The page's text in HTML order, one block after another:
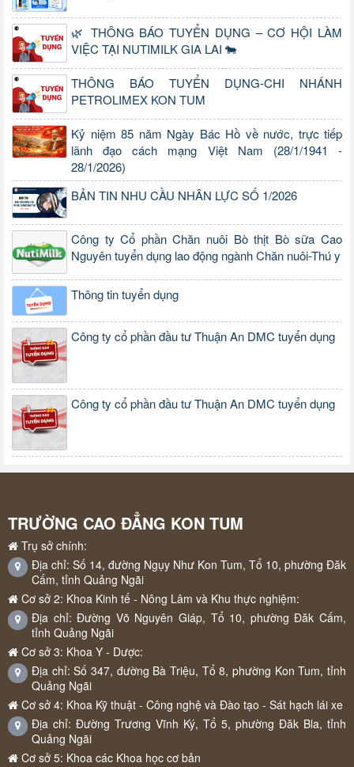
🌿 THÔNG BÁO TUYỂN DỤNG – CƠ HỘI LÀM
VIỆC TẠI NUTIMILK GIA LAI 🐄
THÔNG BÁO TUYỂN DỤNG-CHI NHÁNH
PETROLIMEX KON TUM
Kỷ niệm 85 năm Ngày Bác Hồ về nước, trực tiếp
lãnh đạo cách mạng Việt Nam (28/1/1941 -
28/1/2026)
BẢN TIN NHU CẦU NHÂN LỰC SỐ 1/2026
Công ty Cổ phần Chăn nuôi Bò thịt Bò sữa Cao
Nguyên tuyển dụng lao động ngành Chăn nuôi-Thú y
Thông tin tuyển dụng
Công ty cổ phần đầu tư Thuận An DMC tuyển dụng
Công ty cổ phần đầu tư Thuận An DMC tuyển dụng
TRƯỜNG CAO ĐẲNG KON TUM
Trụ sở chính:
Địa chỉ: Số 14, đường Ngụy Như Kon Tum, Tổ 10, phường Đăk
Cấm, tỉnh Quảng Ngãi
Cơ sở 2: Khoa Kinh tế - Nông Lâm và Khu thực nghiệm:
Địa chỉ: Đường Võ Nguyên Giáp, Tổ 10, phường Đăk Cấm,
tỉnh Quảng Ngãi
Cơ sở 3: Khoa Y - Dược:
Địa chỉ: Số 347, đường Bà Triệu, Tổ 8, phường Kon Tum, tỉnh
Quảng Ngãi
Cơ sở 4: Khoa Kỹ thuật - Công nghệ và Đào tạo - Sát hạch lái xe
Địa chỉ: Đường Trương Vĩnh Ký, Tổ 5, phường Đăk Bla, tỉnh
Quảng Ngãi
Cơ sở 5: Khoa các Khoa học cơ bản